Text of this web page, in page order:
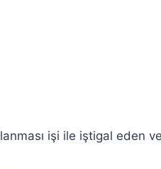
işi ile iştigal eden ve